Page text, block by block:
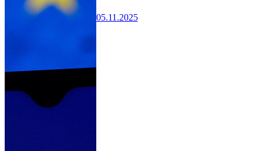
05.11.2025